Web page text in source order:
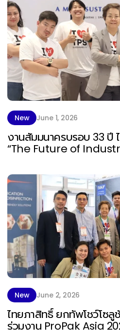
New June 1, 2026
งานสัมมนาครบรอบ 33 ปี
“The Future of
New June 2, 2026
ไทยภาสิทธิ์ ยกทัพโชว์โซลู
ร่วมงาน ProPak Asia